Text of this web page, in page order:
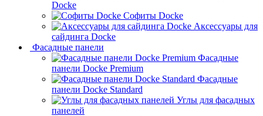
Docke
Софиты Docke
Аксессуары для
сайдинга Docke
Фасадные панели
Фасадные
панели Docke Premium
Фасадные
панели Docke Standard
Углы для фасадных
панелей